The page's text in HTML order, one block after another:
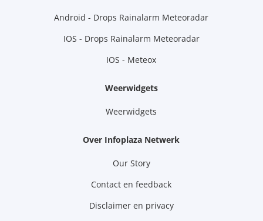
Android - Drops Rainalarm Meteoradar
IOS - Drops Rainalarm Meteoradar
IOS - Meteox
Weerwidgets
Weerwidgets
Over Infoplaza Netwerk
Our Story
Contact en feedback
Disclaimer en privacy